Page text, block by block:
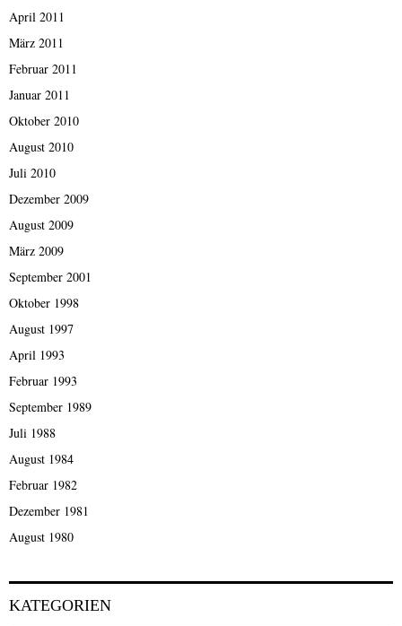
April 2011
März 2011
Februar 2011
Januar 2011
Oktober 2010
August 2010
Juli 2010
Dezember 2009
August 2009
März 2009
September 2001
Oktober 1998
August 1997
April 1993
Februar 1993
September 1989
Juli 1988
August 1984
Februar 1982
Dezember 1981
August 1980
KATEGORIEN